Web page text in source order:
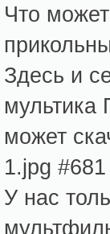
Что
Здесь и
мультика
может
1.jpg
У нас